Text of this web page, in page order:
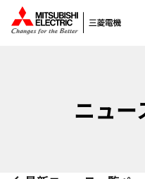
ニュー